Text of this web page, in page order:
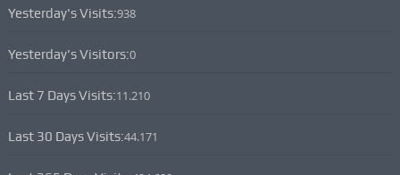
Yesterday's Visits:938
Yesterday's Visitors:0
Last 7 Days Visits:11.210
Last 30 Days Visits:44.171